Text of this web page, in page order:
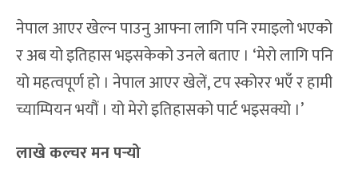
नेपाल आएर खेल्न पाउनु आफ्ना लागि पनि रमाइलो भएको
र अब यो इतिहास भइसकेको उनले बताए । ‘मेरो लागि पनि
यो महत्वपूर्ण हो । नेपाल आएर खेलें, टप स्कोरर भएँ र हामी
च्याम्पियन भयौं । यो मेरो इतिहासको पार्ट भइसक्यो ।’
लाखे कल्चर मन पर्‍यो